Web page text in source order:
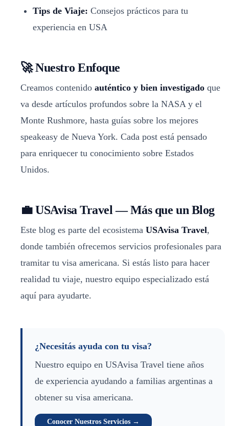
Tips de Viaje: Consejos prácticos para tu
experiencia en USA
🚀 Nuestro Enfoque
Creamos contenido auténtico y bien investigado que
va desde artículos profundos sobre la NASA y el
Monte Rushmore, hasta guías sobre los mejores
speakeasy de Nueva York. Cada post está pensado
para enriquecer tu conocimiento sobre Estados
Unidos.
💼 USAvisa Travel — Más que un Blog
Este blog es parte del ecosistema USAvisa Travel,
donde también ofrecemos servicios profesionales para
tramitar tu visa americana. Si estás listo para hacer
realidad tu viaje, nuestro equipo especializado está
aquí para ayudarte.
¿Necesitás ayuda con tu visa?
Nuestro equipo en USAvisa Travel tiene años
de experiencia ayudando a familias argentinas a
obtener su visa americana.
Conocer Nuestros Servicios →